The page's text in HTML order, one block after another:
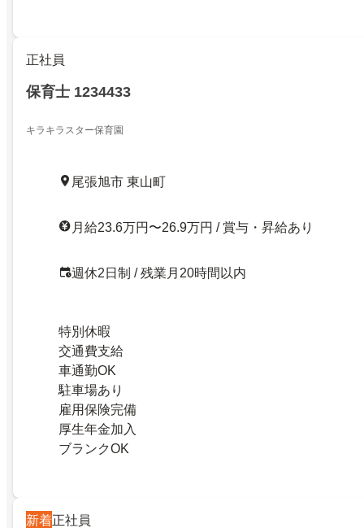
正社員
保育士 1234433
キラキラスター保育園
尾張旭市 東山町
月給23.6万円〜26.9万円 / 賞与・昇給あり
週休2日制 / 残業月20時間以内
特別休暇
交通費支給
車通勤OK
駐車場あり
雇用保険完備
厚生年金加入
ブランクOK
新着正社員